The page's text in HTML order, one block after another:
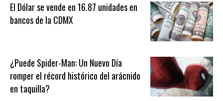
El Dólar se vende en 16.87 unidades en
bancos de la CDMX
¿Puede Spider-Man: Un Nuevo Día
romper el récord histórico del arácnido
en taquilla?